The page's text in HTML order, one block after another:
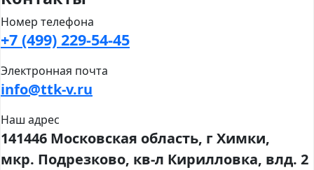
Номер телефона
+7 (499) 229-54-45
Электронная почта
info@ttk-v.ru
Наш адрес
141446 Московская область, г Химки,
мкр. Подрезково, кв-л Кирилловка, влд. 2